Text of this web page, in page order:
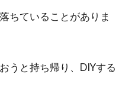
ちていることがありま
うと持ち帰り、DIYする